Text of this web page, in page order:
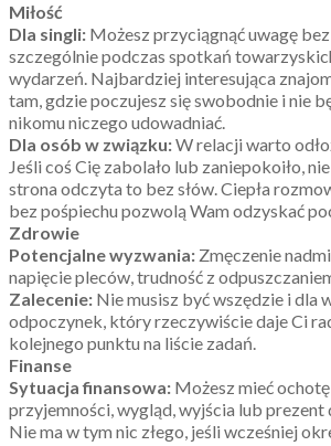
Miłość
Dla singli: Możesz przyciągnąć uwagę
szczególnie podczas spotkań
wydarzeń. Najbardziej interesująca
tam, gdzie poczujesz się swobodnie i nie
nikomu niczego udowadniać.
Dla osób w związku:W relacji warto
Jeśli coś Cię zabolało lub zaniepokoiło,
strona odczyta to bez słów. Ciepła
bez pośpiechu pozwolą Wam odzyskać
Zdrowie
Potencjalne wyzwania: Zmęczenie
napięcie pleców, trudność z
Zalecenie: Nie musisz być wszędzie i dla
odpoczynek, który rzeczywiście daje Ci
kolejnego punktu na liście zadań.
Finanse
Sytuacja finansowa: Możesz mieć
przyjemności, wygląd, wyjścia lub prezent
Nie ma w tym nic złego, jeśli wcześniej